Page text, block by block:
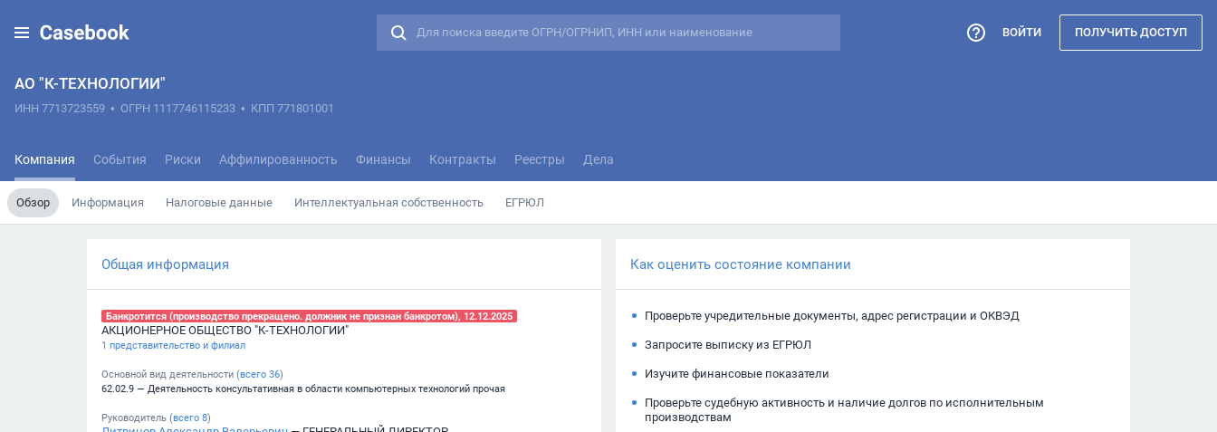
АО "К-ТЕХНОЛОГИИ"
ИНН 7713723559 • ОГРН 1117746115233 • КПП 771801001
Компания События Риски Аффилированность Финансы Контракты Реестры Дела
Обзор Информация Налоговые данные Интеллектуальная собственность ЕГРЮЛ
ВОЙТИ ПОЛУЧИТЬ ДОСТУП
Общая информация
Банкротится (производство прекращено. должник не признан банкротом), 12.12.2025
АКЦИОНЕРНОЕ ОБЩЕСТВО "К-ТЕХНОЛОГИИ"
1 представительство и филиал
Основной вид деятельности (всего 36)
62.02.9 — Деятельность консультативная в области компьютерных технологий прочая
Руководитель (всего 8)
Как оценить состояние компании
Проверьте учредительные документы, адрес регистрации и ОКВЭД
Запросите выписку из ЕГРЮЛ
Изучите финансовые показатели
Проверьте судебную активность и наличие долгов по исполнительным
производствам